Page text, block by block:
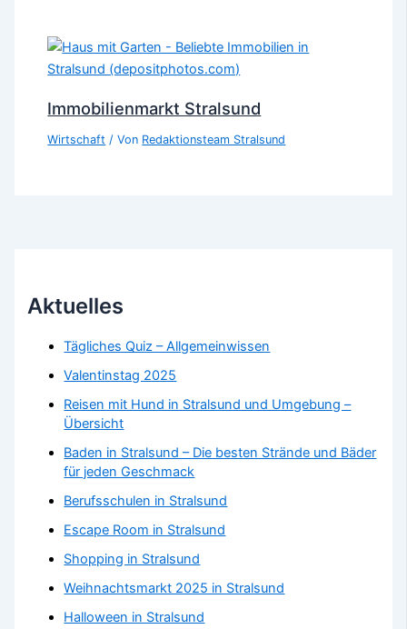
Immobilienmarkt Stralsund
Wirtschaft / Von Redaktionsteam Stralsund
Aktuelles
Tägliches Quiz – Allgemeinwissen
Valentinstag 2025
Reisen mit Hund in Stralsund und Umgebung –
Übersicht
Baden in Stralsund – Die besten Strände und Bäder
für jeden Geschmack
Berufsschulen in Stralsund
Escape Room in Stralsund
Shopping in Stralsund
Weihnachtsmarkt 2025 in Stralsund
Halloween in Stralsund